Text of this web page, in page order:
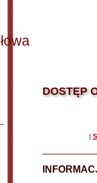
DOSTĘP
|